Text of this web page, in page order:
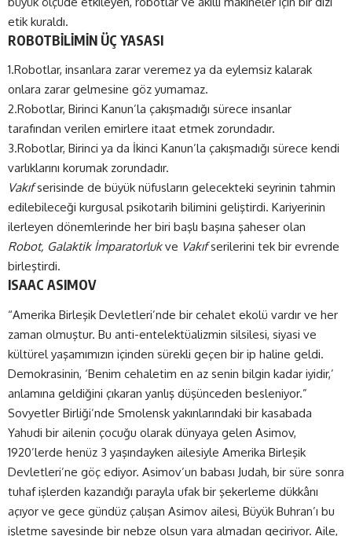
etik kuraldı.
ROBOTBİLİMİN ÜÇ YASASI
1.Robotlar, insanlara zarar veremez ya da eylemsiz kalarak
onlara zarar gelmesine göz yumamaz.
2.Robotlar, Birinci Kanun’la çakışmadığı sürece insanlar
tarafından verilen emirlere itaat etmek zorundadır.
3.Robotlar, Birinci ya da İkinci Kanun’la çakışmadığı sürece kendi
varlıklarını korumak zorundadır.
Vakıfserisinde de büyük nüfusların gelecekteki seyrinin tahmin
edilebileceği kurgusal psikotarih bilimini geliştirdi. Kariyerinin
ilerleyen dönemlerinde her biri başlı başına şaheser olan
Robot, Galaktik İmparatorlukve Vakıfserilerini tek bir evrende
birleştirdi.
ISAAC ASIMOV
“Amerika Birleşik Devletleri’nde bir cehalet ekolü vardır ve her
zaman olmuştur. Bu anti-entelektüalizmin silsilesi, siyasi ve
kültürel yaşamımızın içinden sürekli geçen bir ip haline geldi.
Demokrasinin, ‘Benim cehaletim en az senin bilgin kadar iyidir,’
anlamına geldiğini çıkaran yanlış düşünceden besleniyor.”
Sovyetler Birliği’nde Smolensk yakınlarındaki bir kasabada
Yahudi bir ailenin çocuğu olarak dünyaya gelen Asimov,
1920’lerde henüz 3 yaşındayken ailesiyle Amerika Birleşik
Devletleri’ne göç ediyor. Asimov’un babası Judah, bir süre sonra
tuhaf işlerden kazandığı parayla ufak bir şekerleme dükkânı
açıyor ve gece gündüz çalışan Asimov ailesi, Büyük Buhran’ı bu
işletme sayesinde bir nebze olsun yara almadan geçiriyor. Aile,